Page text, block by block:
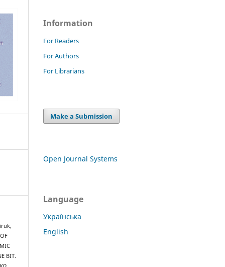
BIT.
Information
For Readers
For Authors
For Librarians
Make a Submission
Open Journal Systems
Language
Українська
English